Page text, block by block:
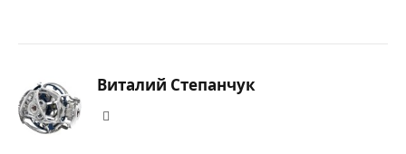
Виталий Степанчук